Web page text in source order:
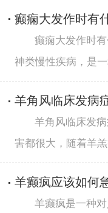
癫痫大发作时有
癫痫大发作时
神类慢性疾病，是
羊角风临床发病
羊角风临床发
害都很大，随着羊
羊癫疯应该如何
羊癫疯是一种